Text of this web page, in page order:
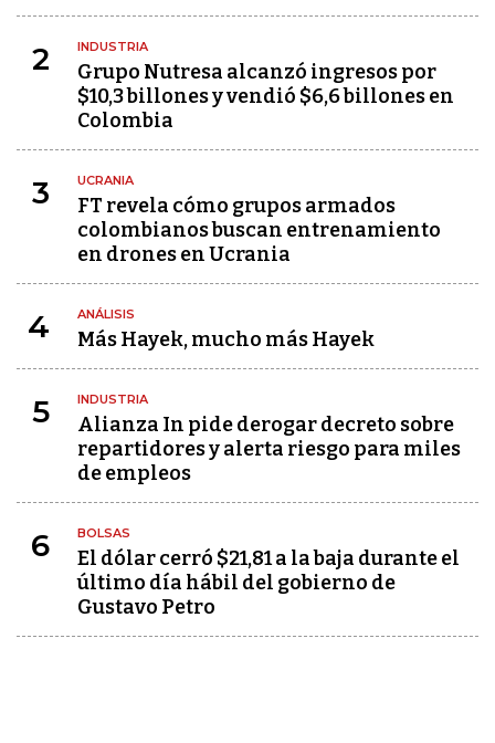
2 INDUSTRIA
Grupo Nutresa alcanzó ingresos por
$10,3 billones y vendió $6,6 billones en
Colombia
3 UCRANIA
FT revela cómo grupos armados
colombianos buscan entrenamiento
en drones en Ucrania
4 ANÁLISIS
Más Hayek, mucho más Hayek
5 INDUSTRIA
Alianza In pide derogar decreto sobre
repartidores y alerta riesgo para miles
de empleos
6 BOLSAS
El dólar cerró $21,81 a la baja durante el
último día hábil del gobierno de
Gustavo Petro